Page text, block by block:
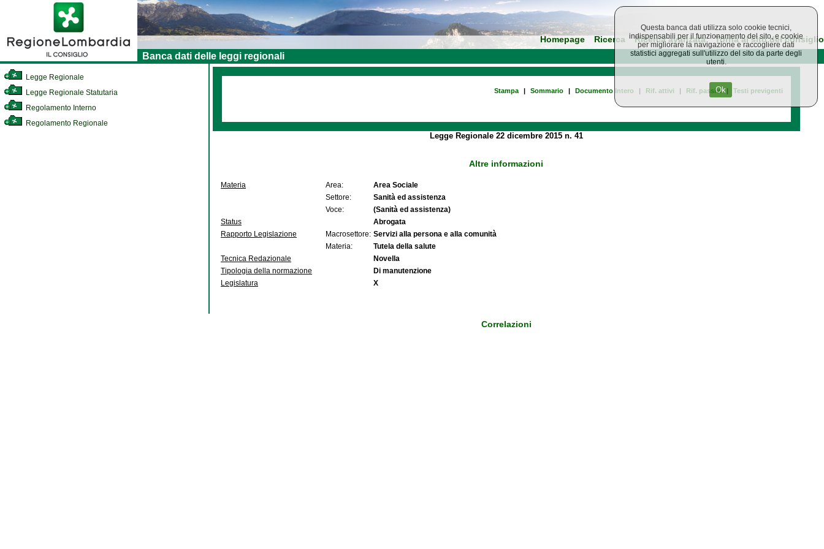
Homepage Ricerca Ricerca avanzata Torna al sito del consiglio
Banca dati delle leggi regionali
Legge Regionale
Legge Regionale Statutaria
Regolamento Interno
Regolamento Regionale
Stampa | Sommario | Documento Intero | Rif. attivi | Rif. passivi | Testi previgenti
Legge Regionale 22 dicembre 2015 n. 41
Altre informazioni
Materia Area:
Area Sociale
Settore:
Sanità ed assistenza
Voce:
(Sanità ed assistenza)
Status
Abrogata
Rapporto Legislazione
Macrosettore: Servizi alla persona e alla comunità
Materia:
Tutela della salute
Tecnica Redazionale
Novella
Tipologia della normazione
Di manutenzione
Legislatura
X
Correlazioni
Questa banca dati utilizza solo cookie tecnici,
indispensabili per il funzionamento del sito, e cookie
per migliorare la navigazione e raccogliere dati
statistici aggregati sull'utilizzo del sito da parte degli
utenti.
Ok